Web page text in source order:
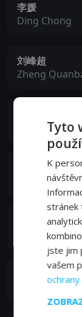
李媛
Ding Chong
刘峰超
Zheng
Yin Cheng
Wu Qiang
Ling Yunkai
Tyto
K
stránek
jste jim
vašem